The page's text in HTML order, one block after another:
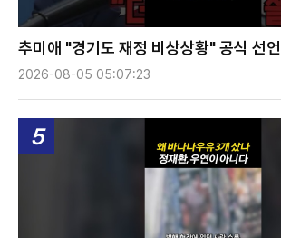
추미애 "경기도 재정 비상상황" 공식 선언
2026-08-05 05:07:23
5